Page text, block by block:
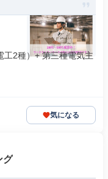
工2種）+ 第三種電気主
気になる
グ